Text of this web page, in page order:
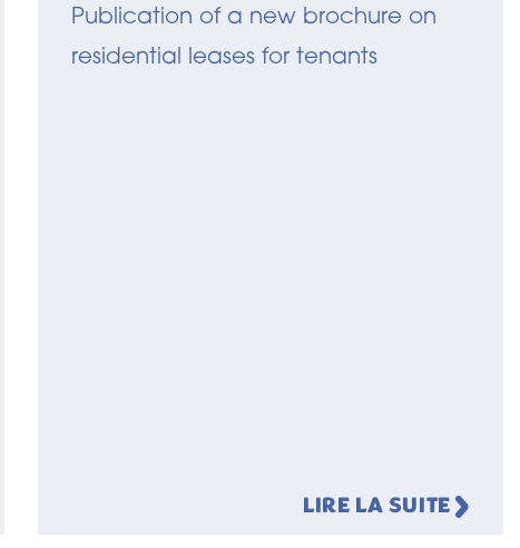
Publication of a new brochure on
residential leases for tenants
LIRE LA SUITE